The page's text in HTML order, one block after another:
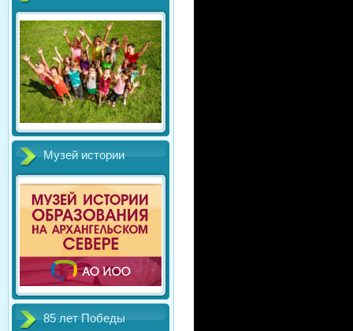
Музей истории
85 лет Победы